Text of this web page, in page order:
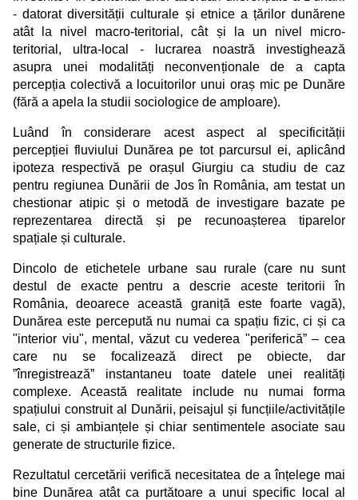
- datorat diversității culturale și etnice a țărilor dunărene
atât la nivel macro-teritorial, cât și la un nivel micro-
teritorial, ultra-local - lucrarea noastră investighează
asupra unei modalități neconvenționale de a capta
percepția colectivă a locuitorilor unui oraș mic pe Dunăre
(fără a apela la studii sociologice de amploare).
Luând în considerare acest aspect al specificității
percepției fluviului Dunărea pe tot parcursul ei, aplicând
ipoteza respectivă pe orașul Giurgiu ca studiu de caz
pentru regiunea Dunării de Jos în România, am testat un
chestionar atipic și o metodă de investigare bazate pe
reprezentarea directă și pe recunoașterea tiparelor
spațiale și culturale.
Dincolo de etichetele urbane sau rurale (care nu sunt
destul de exacte pentru a descrie aceste teritorii în
România, deoarece această graniță este foarte vagă),
Dunărea este percepută nu numai ca spațiu fizic, ci și ca
"interior viu", mental, văzut cu vederea "periferică” – cea
care nu se focalizează direct pe obiecte, dar
”înregistrează” instantaneu toate datele unei realități
complexe. Această realitate include nu numai forma
spațiului construit al Dunării, peisajul și funcțiile/activitățile
sale, ci și ambianțele și chiar sentimentele asociate sau
generate de structurile fizice.
Rezultatul cercetării verifică necesitatea de a înțelege mai
bine Dunărea atât ca purtătoare a unui specific local al